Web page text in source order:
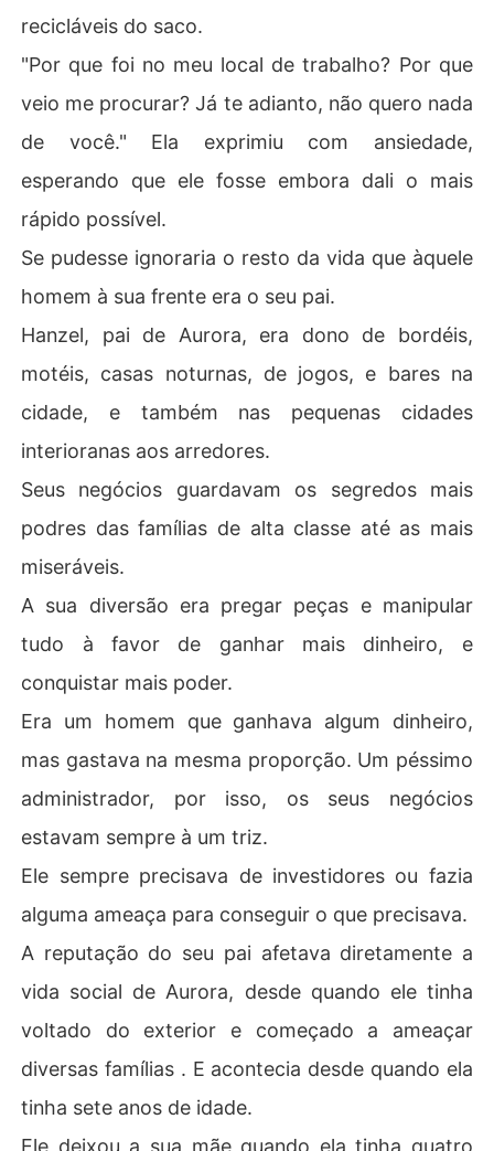
recicláveis do saco.
"Por que foi no meu local de trabalho? Por que
veio me procurar? Já te adianto, não quero nada
de você." Ela exprimiu com ansiedade,
esperando que ele fosse embora dali o mais
rápido possível.
Se pudesse ignoraria o resto da vida que àquele
homem à sua frente era o seu pai.
Hanzel, pai de Aurora, era dono de bordéis,
motéis, casas noturnas, de jogos, e bares na
cidade, e também nas pequenas cidades
interioranas aos arredores.
Seus negócios guardavam os segredos mais
podres das famílias de alta classe até as mais
miseráveis.
A sua diversão era pregar peças e manipular
tudo à favor de ganhar mais dinheiro, e
conquistar mais poder.
Era um homem que ganhava algum dinheiro,
mas gastava na mesma proporção. Um péssimo
administrador, por isso, os seus negócios
estavam sempre à um triz.
Ele sempre precisava de investidores ou fazia
alguma ameaça para conseguir o que precisava.
A reputação do seu pai afetava diretamente a
vida social de Aurora, desde quando ele tinha
voltado do exterior e começado a ameaçar
diversas famílias . E acontecia desde quando ela
tinha sete anos de idade.
Ele deixou a sua mãe quando ela tinha quatro